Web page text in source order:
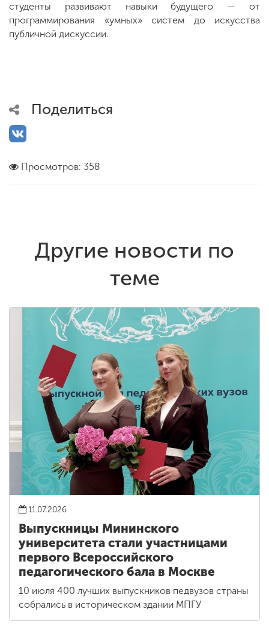
студенты развивают навыки будущего — от
программирования «умных» систем до искусства
публичной дискуссии.
Поделиться
Просмотров: 358
Другие новости по
теме
11.07.2026
Выпускницы Мининского
университета стали участницами
первого Всероссийского
педагогического бала в Москве
10 июля 400 лучших выпускников педвузов страны
собрались в историческом здании МПГУ